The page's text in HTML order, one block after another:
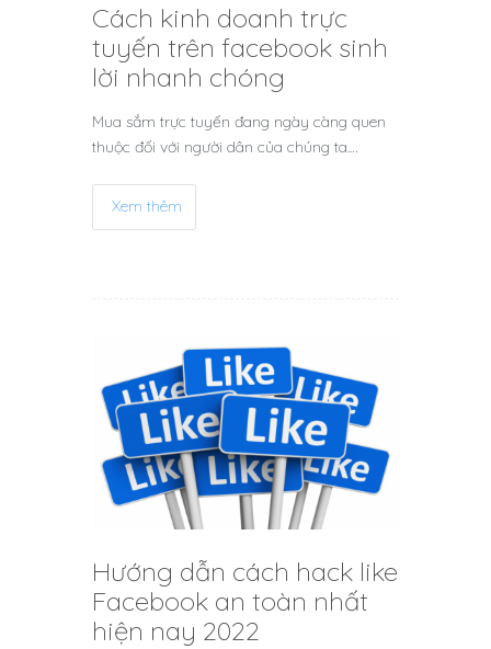
Cách kinh doanh trực
tuyến trên facebook sinh
lời nhanh chóng
Mua sắm trực tuyến đang ngày càng quen
thuộc đối với người dân của chúng ta.…
Xem thêm
Hướng dẫn cách hack like
Facebook an toàn nhất
hiện nay 2022